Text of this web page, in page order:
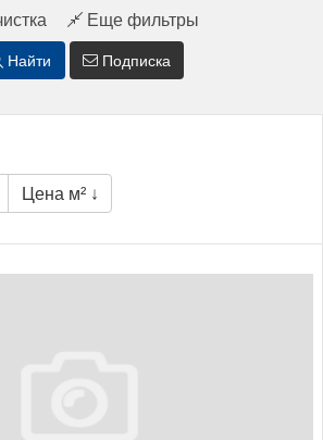
Еще фильтры
Найти Подписка
Цена м² ↓